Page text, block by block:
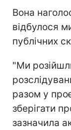
Вона
відбулося
публічних
"Ми
разом у
зберігати
зазначила